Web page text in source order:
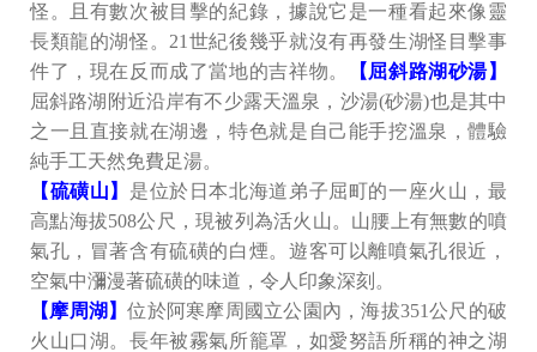
怪。且有數次被目擊的紀錄，據說它是一種看起來像靈
長類龍的湖怪。21世紀後幾乎就沒有再發生湖怪目擊事
件了，現在反而成了當地的吉祥物。
【屈斜路湖砂湯】
屈斜路湖附近沿岸有不少露天溫泉，沙湯(砂湯)也是其中
之一且直接就在湖邊，特色就是自己能手挖溫泉，體驗
純手工天然免費足湯。
【硫磺山】 是位於日本北海道弟子屈町的一座火山，最
高點海拔508公尺，現被列為活火山。山腰上有無數的噴
氣孔，冒著含有硫磺的白煙。遊客可以離噴氣孔很近，
空氣中瀰漫著硫磺的味道，令人印象深刻。
【摩周湖】位於阿寒摩周國立公園內，海拔351公尺的破
火山口湖。長年被霧氣所籠罩，如愛努語所稱的神之湖